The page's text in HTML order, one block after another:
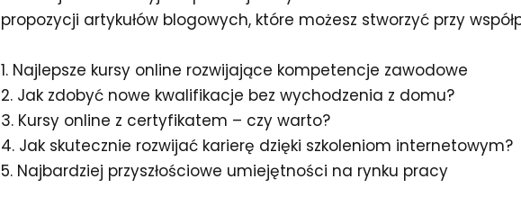
propozycji artykułów blogowych, które możesz stworzyć przy
1. Najlepsze kursy online rozwijające kompetencje zawodowe
2. Jak zdobyć nowe kwalifikacje bez wychodzenia z domu?
3. Kursy online z certyfikatem – czy warto?
4. Jak skutecznie rozwijać karierę dzięki szkoleniom internetowym?
5. Najbardziej przyszłościowe umiejętności na rynku pracy